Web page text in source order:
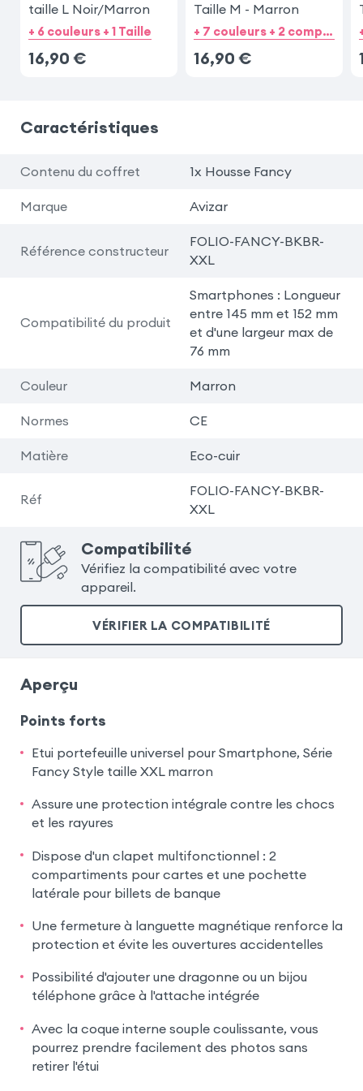
taille L Noir/Marron
+ 6 couleurs + 1 Taille
16,90 €
Taille M - Marron
+ 7 couleurs + 2 compatibilités catégories
16,90 €
Caractéristiques
Contenu du coffret 1x Housse Fancy
Marque Avizar
Référence constructeur
FOLIO-FANCY-BKBR-
XXL
Compatibilité du produit
Smartphones : Longueur
entre 145 mm et 152 mm
et d'une largeur max de
76 mm
Couleur Marron
Normes CE
Matière Eco-cuir
Réf
FOLIO-FANCY-BKBR-
XXL
Compatibilité
Vérifiez la compatibilité avec votre
appareil.
VÉRIFIER LA COMPATIBILITÉ
Aperçu
Points forts
Etui portefeuille universel pour Smartphone, Série
Fancy Style taille XXL marron
Assure une protection intégrale contre les chocs
et les rayures
Dispose d'un clapet multifonctionnel : 2
compartiments pour cartes et une pochette
latérale pour billets de banque
Une fermeture à languette magnétique renforce la
protection et évite les ouvertures accidentelles
Possibilité d'ajouter une dragonne ou un bijou
téléphone grâce à l'attache intégrée
Avec la coque interne souple coulissante, vous
pourrez prendre facilement des photos sans
retirer l'étui